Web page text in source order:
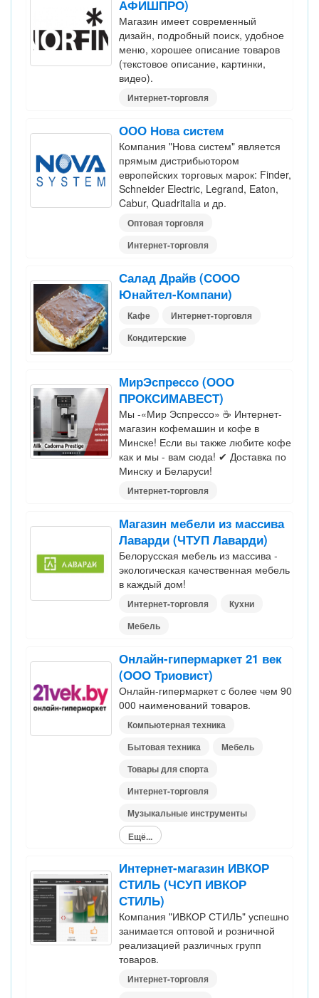
АФИШПРО)
Магазин имеет современный
дизайн, подробный поиск, удобное
меню, хорошее описание товаров
(текстовое описание, картинки,
видео).
Интернет-торговля
ООО Нова систем
Компания "Нова систем" является
прямым дистрибьютором
европейских торговых марок: Finder,
Schneider Electric, Legrand, Eaton,
Cabur, Quadritalia и др.
Оптовая торговля
Интернет-торговля
Салад Драйв (СООО
Юнайтел-Компани)
Кафе
Интернет-торговля
Кондитерские
МирЭспрессо (ООО
ПРОКСИМАВЕСТ)
Мы -«Мир Эспрессо» ☕ Интернет-
магазин кофемашин и кофе в
Минске! Если вы также любите кофе
как и мы - вам сюда! ✔ Доставка по
Минску и Беларуси!
Интернет-торговля
Магазин мебели из массива
Лаварди (ЧТУП Лаварди)
Белорусская мебель из массива -
экологическая качественная мебель
в каждый дом!
Интернет-торговля
Кухни
Мебель
Онлайн-гипермаркет 21 век
(ООО Триовист)
Онлайн-гипермаркет с более чем 90
000 наименований товаров.
Компьютерная техника
Бытовая техника
Мебель
Товары для спорта
Интернет-торговля
Музыкальные инструменты
Ещё...
Интернет-магазин ИВКОР
СТИЛЬ (ЧСУП ИВКОР
СТИЛЬ)
Компания "ИВКОР СТИЛЬ" успешно
занимается оптовой и розничной
реализацией различных групп
товаров.
Интернет-торговля